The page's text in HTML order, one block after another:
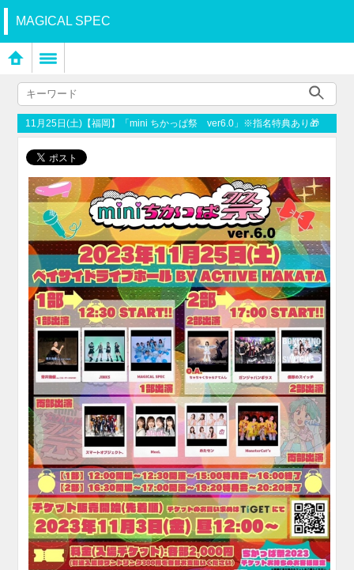
MAGICAL SPEC
11月25日(土)【福岡】「mini ちかっぱ祭 ver6.0」※指名特典あり🎁